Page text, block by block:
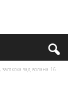
зад волана 16...